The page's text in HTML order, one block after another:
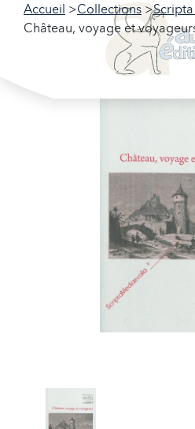
Accueil Collections
Château, voyage et